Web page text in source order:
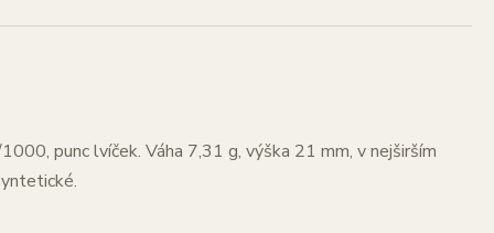
punc lvíček. Váha 7,31 g, výška 21 mm, v nejširším